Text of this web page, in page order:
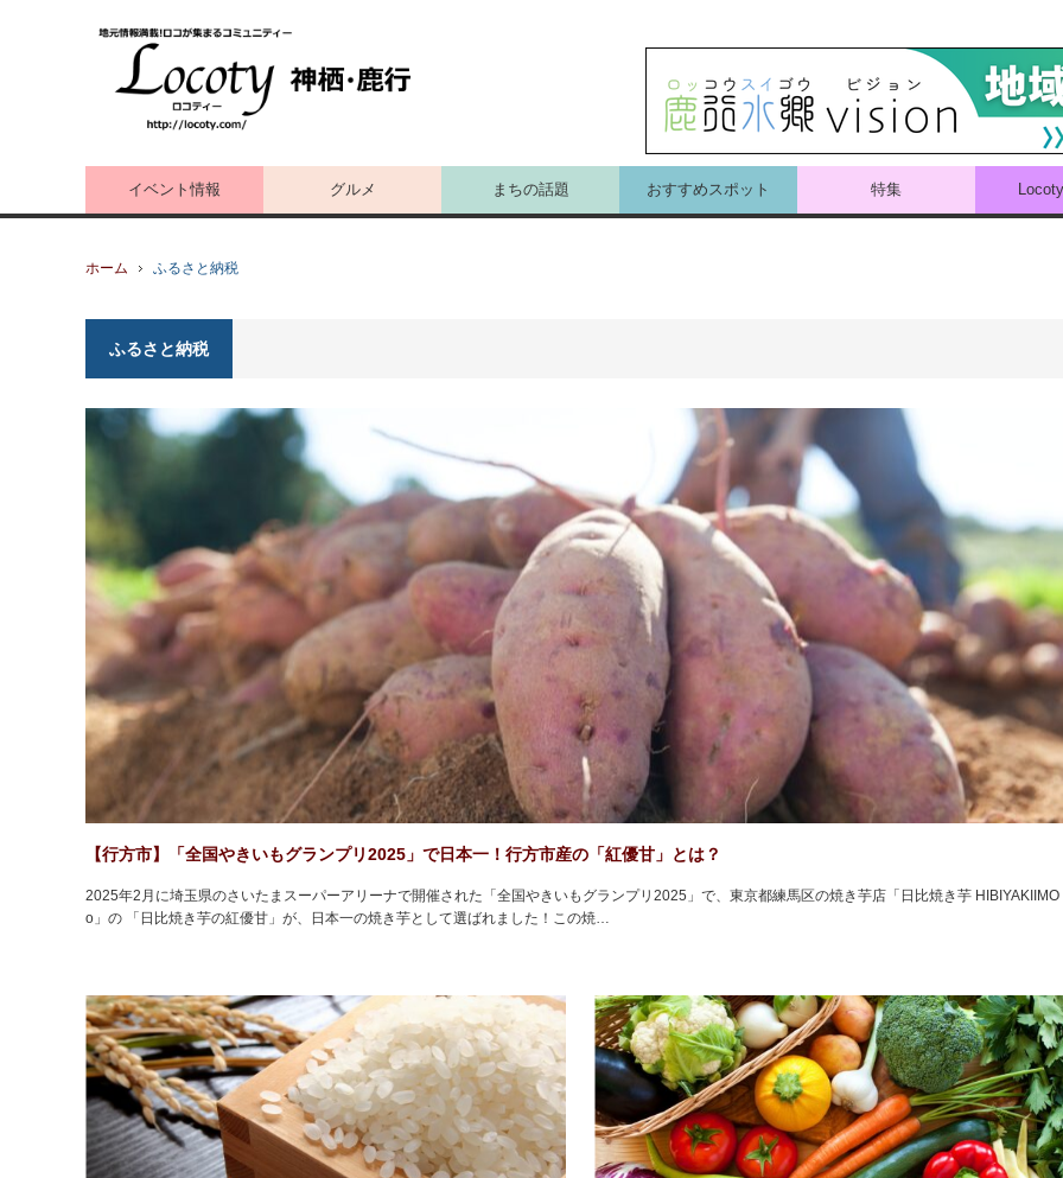
イベント情報 グルメ まちの話題 おすすめスポット 特集
ホーム ふるさと納税
ふるさと納税
【行方市】「全国やきいもグランプリ2025」で日本一！行方市産の「紅優甘」とは？
2025年2月に埼玉県のさいたまスーパーアリーナで開催された「全国やきいもグランプリ2025」で、東京都練馬区の焼き芋店「日比焼き芋 HIBIYAKIIMO
o」の 「日比焼き芋の紅優甘」が、日本一の焼き芋として選ばれました！この焼…